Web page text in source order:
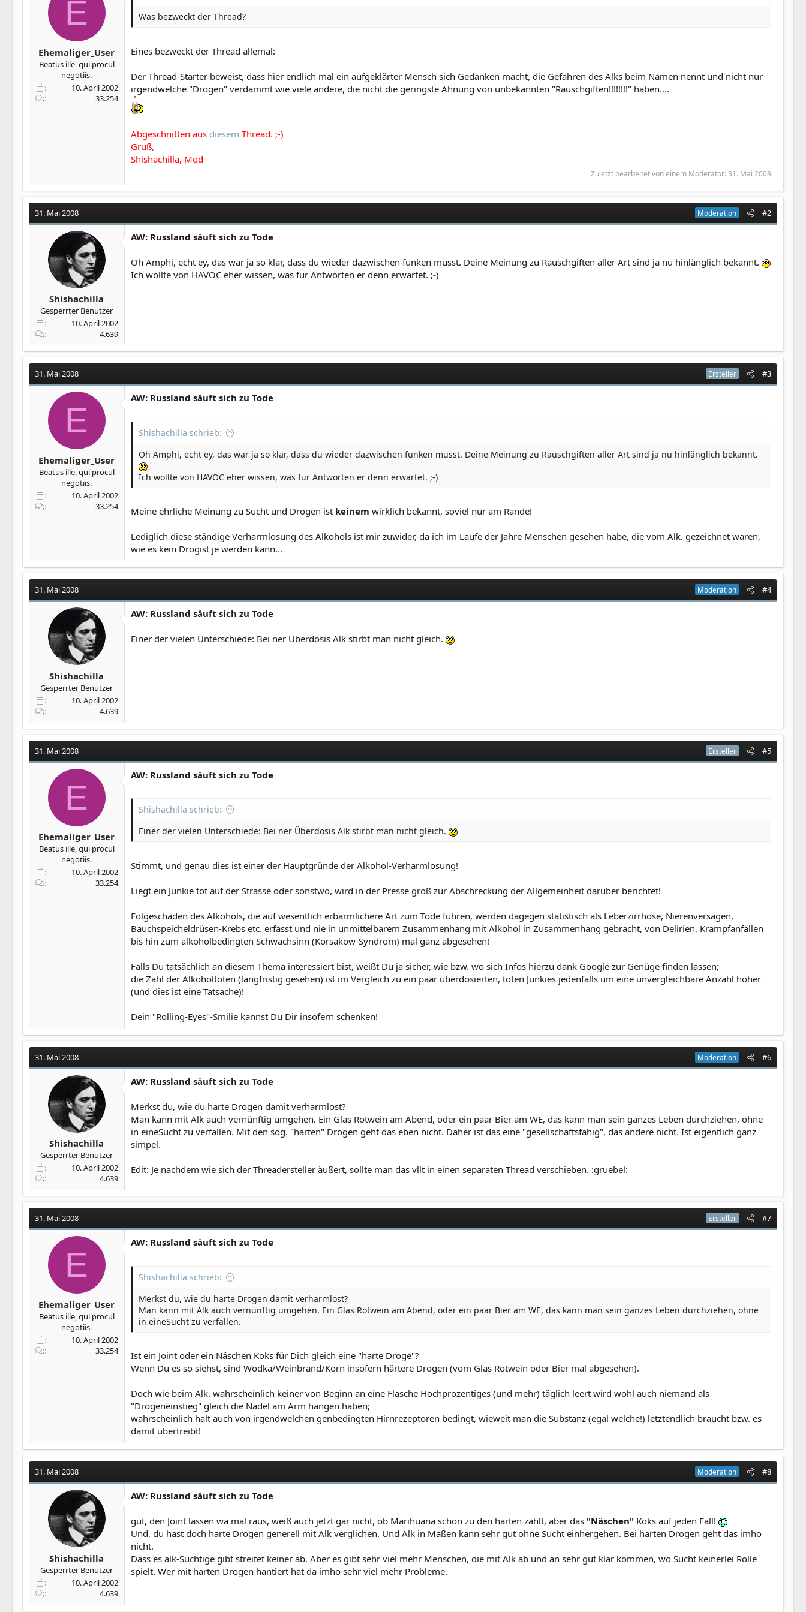
E
Ehemaliger_User
Beatus ille, qui procul
negotiis.
10. April 2002
33.254
Was bezweckt der Thread?
Eines bezweckt der Thread allemal:
Der Thread-Starter beweist, dass hier endlich mal ein aufgeklärter Mensch sich Gedanken macht, die Gefahren des Alks beim Namen nennt und nicht nur
irgendwelche "Drogen" verdammt wie viele andere, die nicht die geringste Ahnung von unbekannten "Rauschgiften!!!!!!!!" haben....
Abgeschnitten aus diesem Thread. ;-)
Gruß,
Shishachilla, Mod
Zuletzt bearbeitet von einem Moderator: 31. Mai 2008
31. Mai 2008 Moderation #2
Shishachilla
Gesperrter Benutzer
10. April 2002
4.639
AW: Russland säuft sich zu Tode
Oh Amphi, echt ey, das war ja so klar, dass du wieder dazwischen funken musst. Deine Meinung zu Rauschgiften aller Art sind ja nu hinlänglich bekannt.
Ich wollte von HAVOC eher wissen, was für Antworten er denn erwartet. ;-)
31. Mai 2008 Ersteller #3
E
Ehemaliger_User
Beatus ille, qui procul
negotiis.
10. April 2002
33.254
AW: Russland säuft sich zu Tode
Shishachilla schrieb:
Oh Amphi, echt ey, das war ja so klar, dass du wieder dazwischen funken musst. Deine Meinung zu Rauschgiften aller Art sind ja nu hinlänglich bekannt.
Ich wollte von HAVOC eher wissen, was für Antworten er denn erwartet. ;-)
Meine ehrliche Meinung zu Sucht und Drogen ist keinem wirklich bekannt, soviel nur am Rande!
Lediglich diese ständige Verharmlosung des Alkohols ist mir zuwider, da ich im Laufe der Jahre Menschen gesehen habe, die vom Alk. gezeichnet waren,
wie es kein Drogist je werden kann...
31. Mai 2008 Moderation #4
Shishachilla
Gesperrter Benutzer
10. April 2002
4.639
AW: Russland säuft sich zu Tode
Einer der vielen Unterschiede: Bei ner Überdosis Alk stirbt man nicht gleich.
31. Mai 2008 Ersteller #5
E
Ehemaliger_User
Beatus ille, qui procul
negotiis.
10. April 2002
33.254
AW: Russland säuft sich zu Tode
Shishachilla schrieb:
Einer der vielen Unterschiede: Bei ner Überdosis Alk stirbt man nicht gleich.
Stimmt, und genau dies ist einer der Hauptgründe der Alkohol-Verharmlosung!
Liegt ein Junkie tot auf der Strasse oder sonstwo, wird in der Presse groß zur Abschreckung der Allgemeinheit darüber berichtet!
Folgeschäden des Alkohols, die auf wesentlich erbärmlichere Art zum Tode führen, werden dagegen statistisch als Leberzirrhose, Nierenversagen,
Bauchspeicheldrüsen-Krebs etc. erfasst und nie in unmittelbarem Zusammenhang mit Alkohol in Zusammenhang gebracht, von Delirien, Krampfanfällen
bis hin zum alkoholbedingten Schwachsinn (Korsakow-Syndrom) mal ganz abgesehen!
Falls Du tatsächlich an diesem Thema interessiert bist, weißt Du ja sicher, wie bzw. wo sich Infos hierzu dank Google zur Genüge finden lassen;
die Zahl der Alkoholtoten (langfristig gesehen) ist im Vergleich zu ein paar überdosierten, toten Junkies jedenfalls um eine unvergleichbare Anzahl höher
(und dies ist eine Tatsache)!
Dein "Rolling-Eyes"-Smilie kannst Du Dir insofern schenken!
31. Mai 2008 Moderation #6
Shishachilla
Gesperrter Benutzer
10. April 2002
4.639
AW: Russland säuft sich zu Tode
Merkst du, wie du harte Drogen damit verharmlost?
Man kann mit Alk auch vernünftig umgehen. Ein Glas Rotwein am Abend, oder ein paar Bier am WE, das kann man sein ganzes Leben durchziehen, ohne
in eineSucht zu verfallen. Mit den sog. "harten" Drogen geht das eben nicht. Daher ist das eine "gesellschaftsfähig", das andere nicht. Ist eigentlich ganz
simpel.
Edit: Je nachdem wie sich der Threadersteller äußert, sollte man das vllt in einen separaten Thread verschieben. :gruebel:
31. Mai 2008 Ersteller #7
E
Ehemaliger_User
Beatus ille, qui procul
negotiis.
10. April 2002
33.254
AW: Russland säuft sich zu Tode
Shishachilla schrieb:
Merkst du, wie du harte Drogen damit verharmlost?
Man kann mit Alk auch vernünftig umgehen. Ein Glas Rotwein am Abend, oder ein paar Bier am WE, das kann man sein ganzes Leben durchziehen, ohne
in eineSucht zu verfallen.
Ist ein Joint oder ein Näschen Koks für Dich gleich eine "harte Droge"?
Wenn Du es so siehst, sind Wodka/Weinbrand/Korn insofern härtere Drogen (vom Glas Rotwein oder Bier mal abgesehen).
Doch wie beim Alk. wahrscheinlich keiner von Beginn an eine Flasche Hochprozentiges (und mehr) täglich leert wird wohl auch niemand als
"Drogeneinstieg" gleich die Nadel am Arm hängen haben;
wahrscheinlich halt auch von irgendwelchen genbedingten Hirnrezeptoren bedingt, wieweit man die Substanz (egal welche!) letztendlich braucht bzw. es
damit übertreibt!
31. Mai 2008 Moderation #8
Shishachilla
Gesperrter Benutzer
10. April 2002
4.639
AW: Russland säuft sich zu Tode
gut, den Joint lassen wa mal raus, weiß auch jetzt gar nicht, ob Marihuana schon zu den harten zählt, aber das "Näschen" Koks auf jeden Fall!
Und, du hast doch harte Drogen generell mit Alk verglichen. Und Alk in Maßen kann sehr gut ohne Sucht einhergehen. Bei harten Drogen geht das imho
nicht.
Dass es alk-Süchtige gibt streitet keiner ab. Aber es gibt sehr viel mehr Menschen, die mit Alk ab und an sehr gut klar kommen, wo Sucht keinerlei Rolle
spielt. Wer mit harten Drogen hantiert hat da imho sehr viel mehr Probleme.